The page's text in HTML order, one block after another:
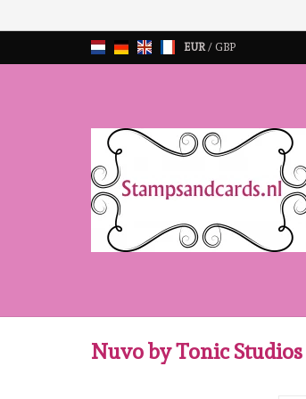
EUR/ GBP
Nuvo by Tonic Studios